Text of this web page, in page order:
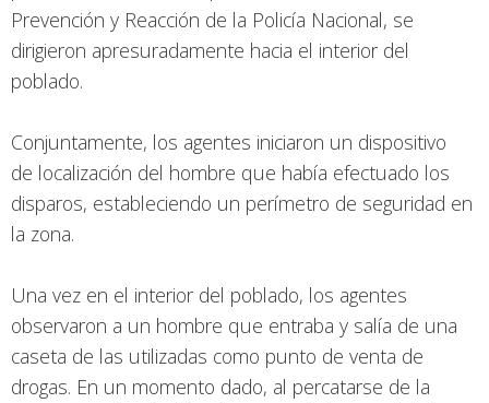
Prevención y Reacción de la Policía Nacional, se
dirigieron apresuradamente hacia el interior del
poblado.
Conjuntamente, los agentes iniciaron un dispositivo
de localización del hombre que había efectuado los
disparos, estableciendo un perímetro de seguridad en
la zona.
Una vez en el interior del poblado, los agentes
observaron a un hombre que entraba y salía de una
caseta de las utilizadas como punto de venta de
drogas. En un momento dado, al percatarse de la